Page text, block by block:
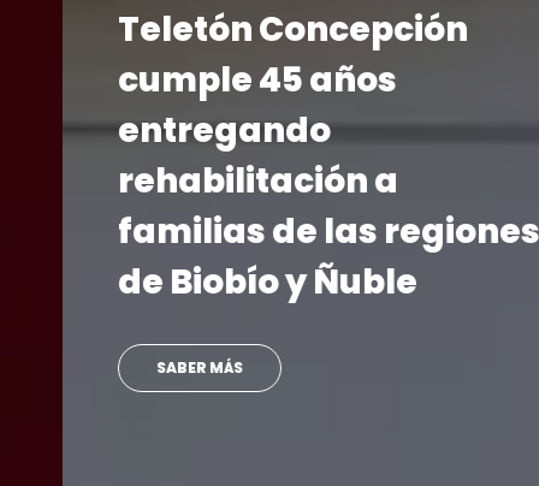
Teletón Concepción
cumple 45 años
entregando
rehabilitación a
familias de las regiones
de Biobío y Ñuble
SABER MÁS